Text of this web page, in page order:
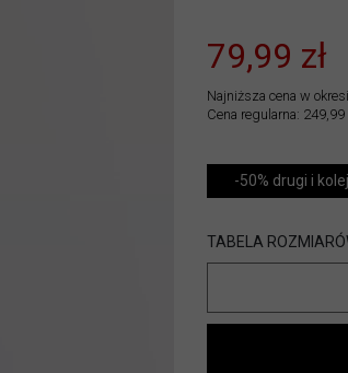
79,99 zł
Najniższa cena w
Cena regularna: 249,99
-50% drugi i
TABELA